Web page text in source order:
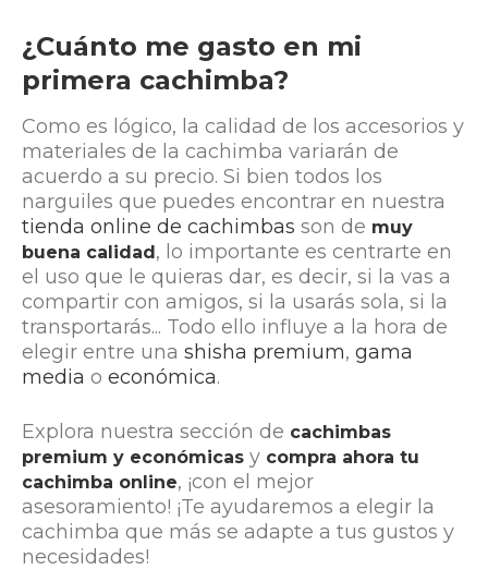
¿Cuánto me gasto en mi
primera cachimba?
Como es lógico, la calidad de los accesorios y
materiales de la cachimba variarán de
acuerdo a su precio. Si bien todos los
narguiles que puedes encontrar en nuestra
tienda online de cachimbas son de muy
buena calidad, lo importante es centrarte en
el uso que le quieras dar, es decir, si la vas a
compartir con amigos, si la usarás sola, si la
transportarás... Todo ello influye a la hora de
elegir entre una shisha premium, gama
media o económica.
Explora nuestra sección de cachimbas
premium y económicas y compra ahora tu
cachimba online, ¡con el mejor
asesoramiento! ¡Te ayudaremos a elegir la
cachimba que más se adapte a tus gustos y
necesidades!